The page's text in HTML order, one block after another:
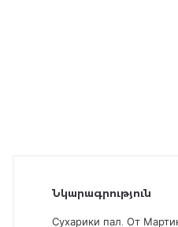
Նկարագրություն
Сухарики пал. От